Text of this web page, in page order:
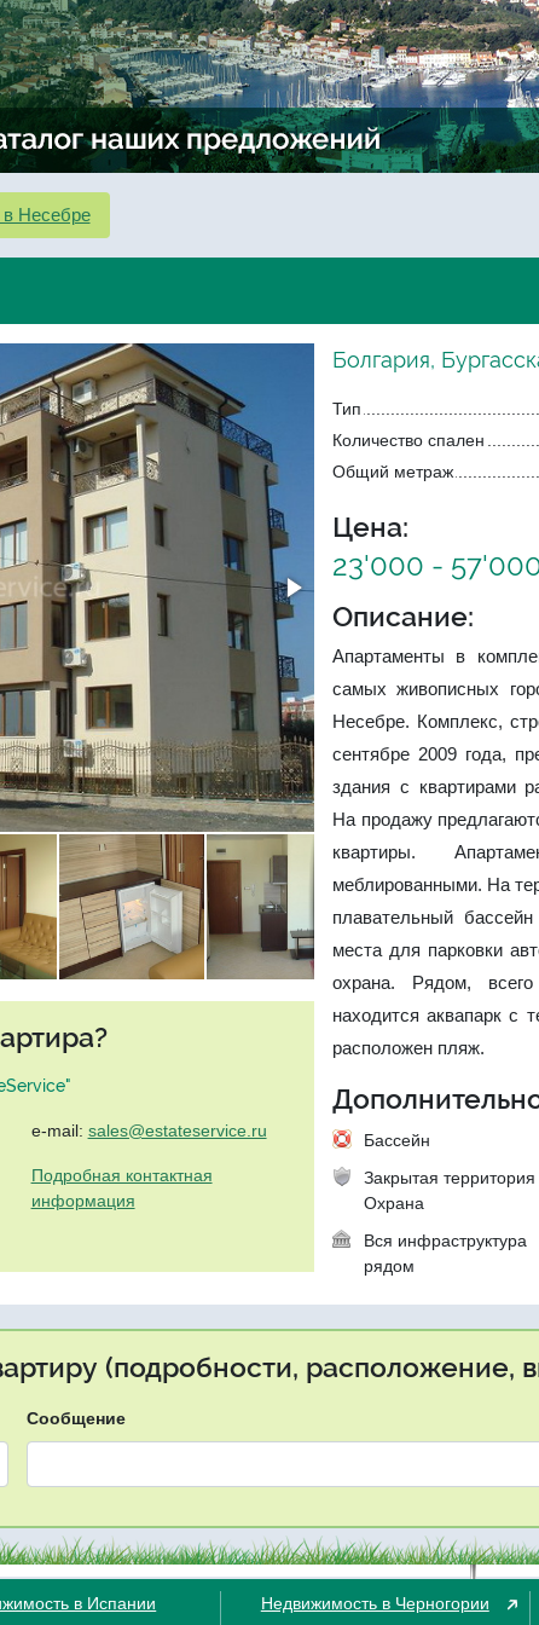
Несебре
e-mail: sales@estateservice.ru
Подробная контактная
информация
Болгария,
Тип
Количество спален
Общий метраж
Цена:
23'000 -
Описание:
Апартаменты в
самых живописных
Несебре. Комплекс,
сентябре 2009 года,
здания с квартирами
На продажу
квартиры.
меблированными. На
плавательный
места для парковки
охрана. Рядом,
находится аквапарк с
расположен пляж.
Бассейн
Закрытая территория
Охрана
Вся инфраструктура
рядом
(подробности, расположение,
Сообщение
в Испании
Недвижимость в Черногории